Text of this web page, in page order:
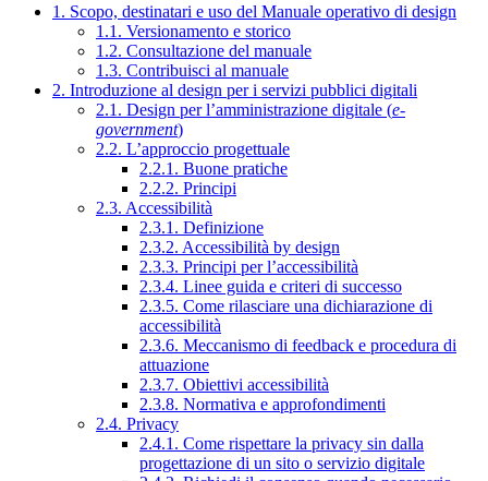
1. Scopo, destinatari e uso del Manuale operativo di design
1.1. Versionamento e storico
1.2. Consultazione del manuale
1.3. Contribuisci al manuale
2. Introduzione al design per i servizi pubblici digitali
2.1. Design per l’amministrazione digitale (e-
government)
2.2. L’approccio progettuale
2.2.1. Buone pratiche
2.2.2. Principi
2.3. Accessibilità
2.3.1. Definizione
2.3.2. Accessibilità by design
2.3.3. Principi per l’accessibilità
2.3.4. Linee guida e criteri di successo
2.3.5. Come rilasciare una dichiarazione di
accessibilità
2.3.6. Meccanismo di feedback e procedura di
attuazione
2.3.7. Obiettivi accessibilità
2.3.8. Normativa e approfondimenti
2.4. Privacy
2.4.1. Come rispettare la privacy sin dalla
progettazione di un sito o servizio digitale